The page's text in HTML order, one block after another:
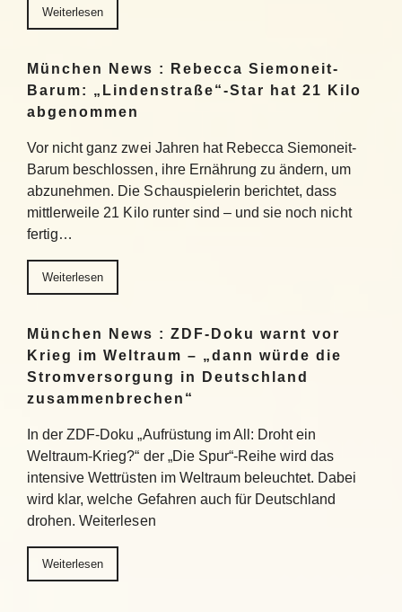
Weiterlesen
München News : Rebecca Siemoneit-
Barum: „Lindenstraße“-Star hat 21 Kilo
abgenommen
Vor nicht ganz zwei Jahren hat Rebecca Siemoneit-
Barum beschlossen, ihre Ernährung zu ändern, um
abzunehmen. Die Schauspielerin berichtet, dass
mittlerweile 21 Kilo runter sind – und sie noch nicht
fertig…
Weiterlesen
München News : ZDF-Doku warnt vor
Krieg im Weltraum – „dann würde die
Stromversorgung in Deutschland
zusammenbrechen“
In der ZDF-Doku „Aufrüstung im All: Droht ein
Weltraum-Krieg?“ der „Die Spur“-Reihe wird das
intensive Wettrüsten im Weltraum beleuchtet. Dabei
wird klar, welche Gefahren auch für Deutschland
drohen. Weiterlesen
Weiterlesen